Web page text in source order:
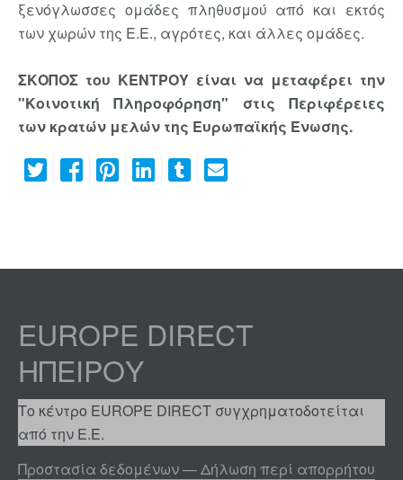
ξενόγλωσσες ομάδες πληθυσμού από και εκτός
των χωρών της Ε.Ε., αγρότες, και άλλες ομάδες.
ΣΚΟΠΟΣ του ΚΕΝΤΡΟΥ είναι να μεταφέρει την
"Κοινοτική Πληροφόρηση" στις Περιφέρειες
των κρατών μελών της Ευρωπαϊκής Ένωσης.
EUROPE DIRECT
ΗΠΕΊΡΟΥ
Το κέντρο EUROPE DIRECT συγχρηματοδοτείται
από την Ε.Ε.
Προστασία δεδομένων — Δήλωση περί απορρήτου